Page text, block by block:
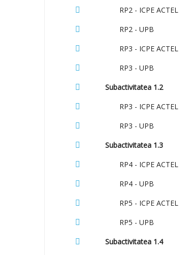
RP2 - ICPE ACTEL
RP2 - UPB
RP3 - ICPE ACTEL
RP3 - UPB
Subactivitatea 1.2
RP3 - ICPE ACTEL
RP3 - UPB
Subactivitatea 1.3
RP4 - ICPE ACTEL
RP4 - UPB
RP5 - ICPE ACTEL
RP5 - UPB
Subactivitatea 1.4